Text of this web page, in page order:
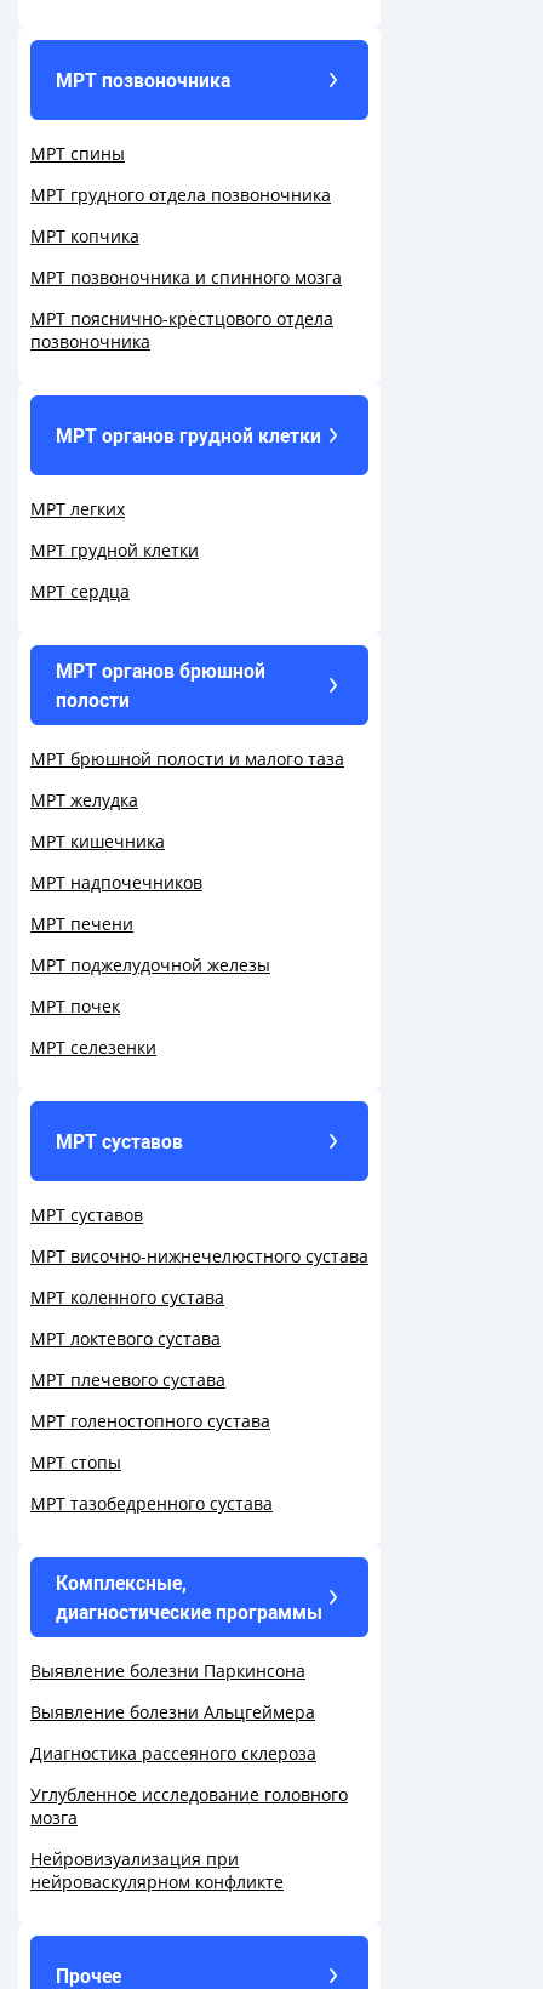
МРТ позвоночника
МРТ спины
МРТ грудного отдела позвоночника
МРТ копчика
МРТ позвоночника и спинного мозга
МРТ пояснично-крестцового отдела
позвоночника
МРТ органов грудной клетки
МРТ легких
МРТ грудной клетки
МРТ сердца
МРТ органов брюшной
полости
МРТ брюшной полости и малого таза
МРТ желудка
МРТ кишечника
МРТ надпочечников
МРТ печени
МРТ поджелудочной железы
МРТ почек
МРТ селезенки
МРТ суставов
МРТ суставов
МРТ височно-нижнечелюстного сустава
МРТ коленного сустава
МРТ локтевого сустава
МРТ плечевого сустава
МРТ голеностопного сустава
МРТ стопы
МРТ тазобедренного сустава
Комплексные,
диагностические программы
Выявление болезни Паркинсона
Выявление болезни Альцгеймера
Диагностика рассеяного склероза
Углубленное исследование головного
мозга
Нейровизуализация при
нейроваскулярном конфликте
Прочее